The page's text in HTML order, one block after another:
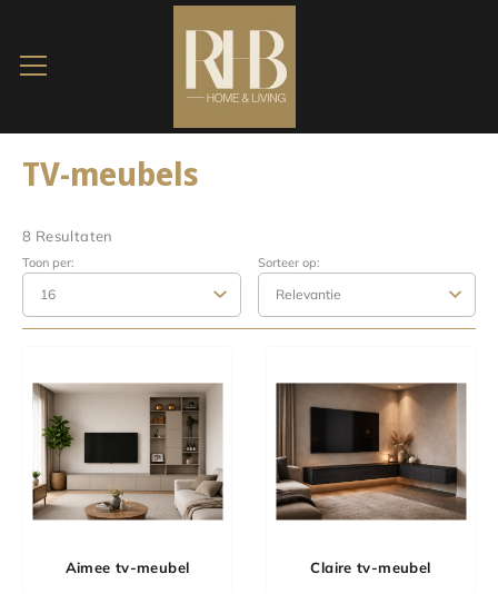
TV-meubels
8 Resultaten
Toon per: Sorteer op:
Aimee tv-meubel Claire tv-meubel